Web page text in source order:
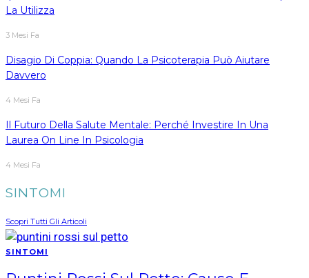
La Utilizza
3 Mesi Fa
Disagio Di Coppia: Quando La Psicoterapia Può Aiutare
Davvero
4 Mesi Fa
Il Futuro Della Salute Mentale: Perché Investire In Una
Laurea On Line In Psicologia
4 Mesi Fa
SINTOMI
Scopri Tutti Gli Articoli
SINTOMI